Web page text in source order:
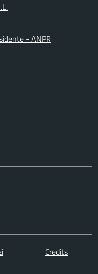
- ANPR
Credits